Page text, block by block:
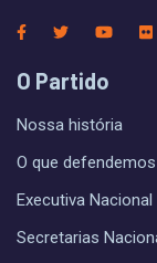
O Partido
Nossa história
O que defendemos
Executiva Nacional
Secretarias